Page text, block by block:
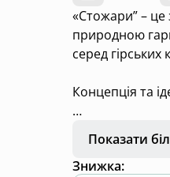
«Стожари” –
природною
серед
Концепція та
Ідея
Плеяди) є
Показати
Знижка: